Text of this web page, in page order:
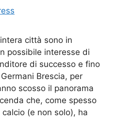
città sono in
possibile interesse di
di successo e fino
Brescia, per
scosso il panorama
che, come spesso
(e non solo), ha